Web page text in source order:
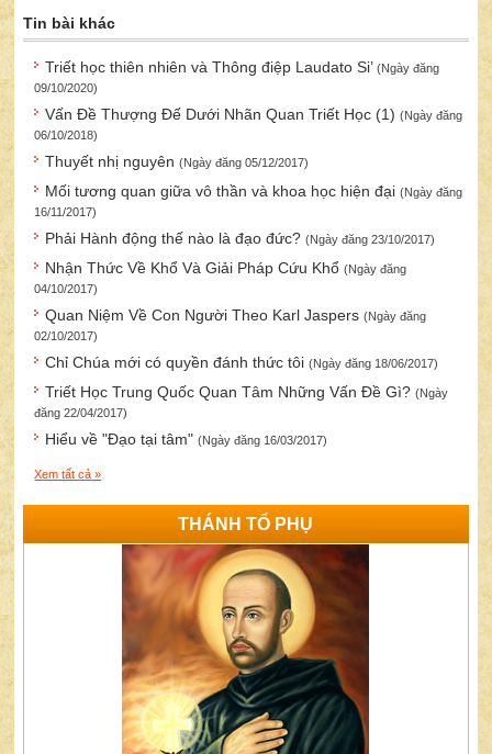
Tin bài khác
Triết học thiên nhiên và Thông điệp Laudato Si’(Ngày đăng
09/10/2020)
Vấn Đề Thượng Đế Dưới Nhãn Quan Triết Học (1)(Ngày đăng
06/10/2018)
Thuyết nhị nguyên(Ngày đăng 05/12/2017)
Mối tương quan giữa vô thần và khoa học hiện đại(Ngày đăng
16/11/2017)
Phải Hành động thế nào là đạo đức?(Ngày đăng 23/10/2017)
Nhận Thức Về Khổ Và Giải Pháp Cứu Khổ(Ngày đăng
04/10/2017)
Quan Niệm Về Con Người Theo Karl Jaspers(Ngày đăng
02/10/2017)
Chỉ Chúa mới có quyền đánh thức tôi(Ngày đăng 18/06/2017)
Triết Học Trung Quốc Quan Tâm Những Vấn Đề Gì?(Ngày
đăng 22/04/2017)
Hiểu về "Đạo tại tâm"(Ngày đăng 16/03/2017)
Xem tất cả »
THÁNH TỔ PHỤ